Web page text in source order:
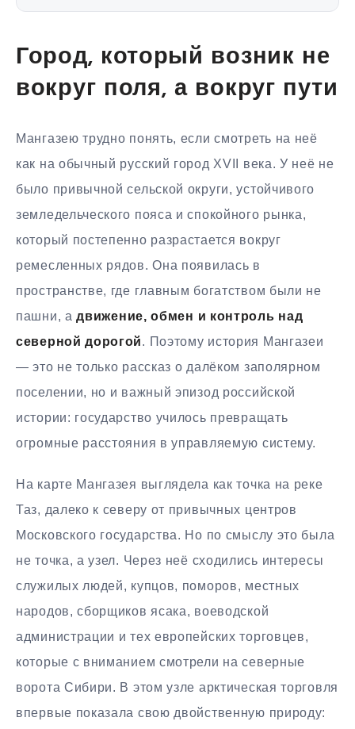
Город, который возник не
вокруг поля, а вокруг пути
Мангазею трудно понять, если смотреть на неё
как на обычный русский город XVII века. У неё не
было привычной сельской округи, устойчивого
земледельческого пояса и спокойного рынка,
который постепенно разрастается вокруг
ремесленных рядов. Она появилась в
пространстве, где главным богатством были не
пашни, адвижение, обмен и контроль над
северной дорогой. Поэтому история Мангазеи
— это не только рассказ о далёком заполярном
поселении, но и важный эпизод российской
истории: государство училось превращать
огромные расстояния в управляемую систему.
На карте Мангазея выглядела как точка на реке
Таз, далеко к северу от привычных центров
Московского государства. Но по смыслу это была
не точка, а узел. Через неё сходились интересы
служилых людей, купцов, поморов, местных
народов, сборщиков ясака, воеводской
администрации и тех европейских торговцев,
которые с вниманием смотрели на северные
ворота Сибири. В этом узле арктическая торговля
впервые показала свою двойственную природу: